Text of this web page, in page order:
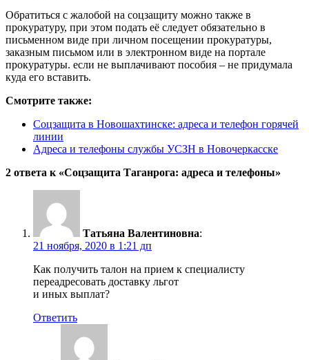
Обратиться с жалобой на соцзащиту можно также в
прокуратуру, при этом подать её следует обязательно в
письменном виде при личном посещении прокуратуры,
заказным письмом или в электронном виде на портале
прокуратуры. если не выплачивают пособия – не придумала
куда его вставить.
Смотрите также:
Соцзащита в Новошахтинске: адреса и телефон горячей
линии
Адреса и телефоны службы УСЗН в Новочеркасске
2 ответа к «Соцзащита Таганрога: адреса и телефоны»
Татьяна Валентиновна:
21 ноября, 2020 в 1:21 дп
Как получить талон на прием к специалисту
переадресовать доставку льгот
и иных выплат?
Ответить